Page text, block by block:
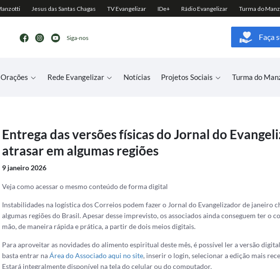
Siga-nos Faça
Orações Rede Evangelizar Notícias Projetos Sociais Turma do
Entrega das versões físicas do Jornal do
atrasar em algumas regiões
9 janeiro 2026
Veja como acessar o mesmo conteúdo de forma digital
Instabilidades na logística dos Correios podem fazer o Jornal do Evangelizador de janeiro
algumas regiões do Brasil. Apesar desse imprevisto, os associados ainda conseguem ter o
mão, de maneira rápida e prática, a partir de dois meios digitais.
Para aproveitar as novidades do alimento espiritual deste mês, é possível ler a versão
basta entrar naÁrea do Associado aqui no site, inserir o login, selecionar a edição mais
Estará integralmente disponível na tela do celular ou do computador.